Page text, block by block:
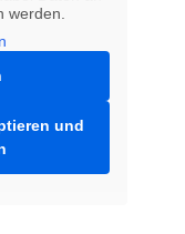
werden.
und